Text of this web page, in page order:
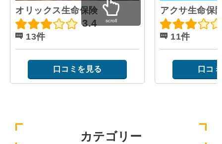
オリックス生命保険
3.4
13件
口コミを見る
アクサ生命保
11件
口コ
scroll
カテゴリー